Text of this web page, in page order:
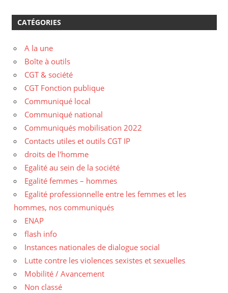
CATÉGORIES
A la une
Boîte à outils
CGT & société
CGT Fonction publique
Communiqué local
Communiqué national
Communiqués mobilisation 2022
Contacts utiles et outils CGT IP
droits de l'homme
Egalité au sein de la société
Egalité femmes – hommes
Egalité professionnelle entre les femmes et les
hommes, nos communiqués
ENAP
flash info
Instances nationales de dialogue social
Lutte contre les violences sexistes et sexuelles
Mobilité / Avancement
Non classé